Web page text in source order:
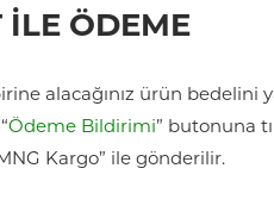
İLE ÖDEME
alacağınız ürün bedelini
Ödeme Bildirimi” butonuna
Kargo” ile gönderilir.